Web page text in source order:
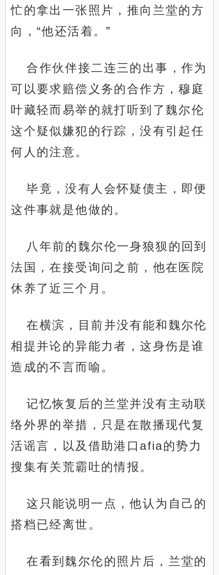
忙的拿出一张照片，推向兰堂的方
向，“他还活着。”
合作伙伴接二连三的出事，作为
可以要求赔偿义务的合作方，穆庭
叶藏轻而易举的就打听到了魏尔伦
这个疑似嫌犯的行踪，没有引起任
何人的注意。
毕竟，没有人会怀疑债主，即便
这件事就是他做的。
八年前的魏尔伦一身狼狈的回到
法国，在接受询问之前，他在医院
休养了近三个月。
在横滨，目前并没有能和魏尔伦
相提并论的异能力者，这身伤是谁
造成的不言而喻。
记忆恢复后的兰堂并没有主动联
络外界的举措，只是在散播现代复
活谣言，以及借助港口afia的势力
搜集有关荒霸吐的情报。
这只能说明一点，他认为自己的
搭档已经离世。
在看到魏尔伦的照片后，兰堂的